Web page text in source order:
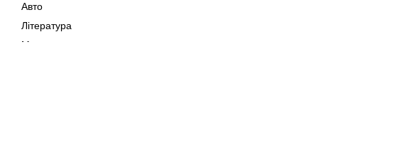
Авто
Література
Музика